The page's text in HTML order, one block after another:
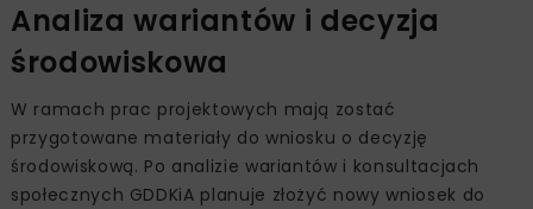
Analiza wariantów i decyzja
środowiskowa
W ramach prac projektowych mają zostać
przygotowane materiały do wniosku o decyzję
środowiskową. Po analizie wariantów i konsultacjach
społecznych GDDKiA planuje złożyć nowy wniosek do